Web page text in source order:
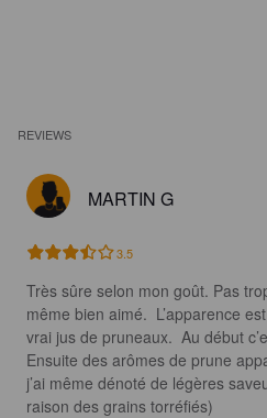
REVIEWS
MARTIN G
3.5
Très sûre selon mon goût. Pas
même bien aimé.  L’apparence
vrai jus de pruneaux.  Au début
Ensuite des arômes de prune
j’ai même dénoté de légères
raison des grains torréfiés)